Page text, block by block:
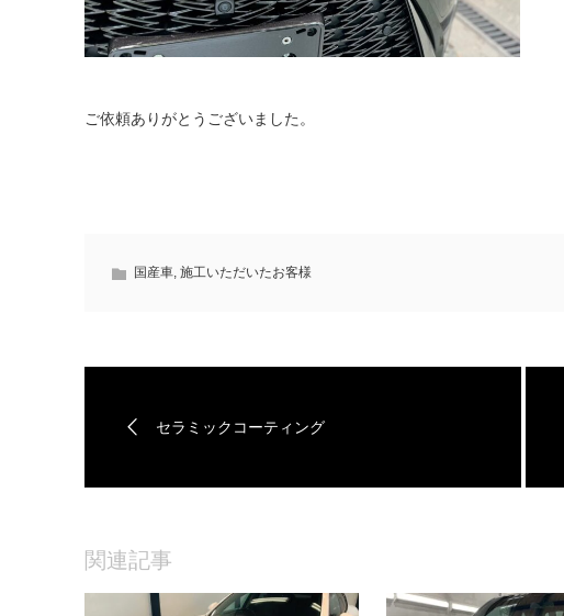
ご依頼ありがとうございました。
国産車, 施工いただいたお客様
セラミックコーティング
関連記事